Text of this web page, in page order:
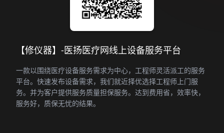
【修仪器】-医扬医疗网线上设备服务平台
一款以围绕医疗设备服务需求为中心，工程师灵活派工的服务
平台。快速发布设备需求，我们就近择优选择工程师上门服
务。并为客户提供服务质量担保服务。达到费用省，效率快，
服务好，质保无忧的结果。